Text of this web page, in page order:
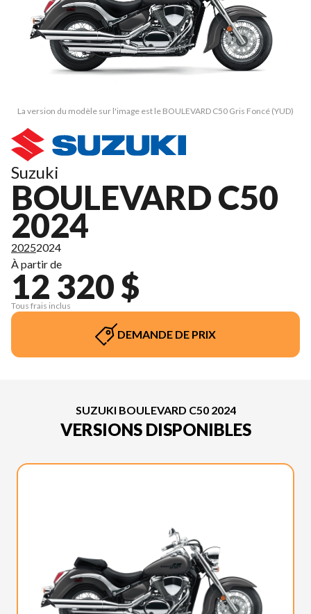
La version du modèle sur l'image est le BOULEVARD C50 Gris Foncé (YUD)
Suzuki
BOULEVARD C50
2024
20252024
À partir de
12 320 $
Tous frais inclus
DEMANDE DE PRIX
SUZUKI BOULEVARD C50 2024
VERSIONS DISPONIBLES